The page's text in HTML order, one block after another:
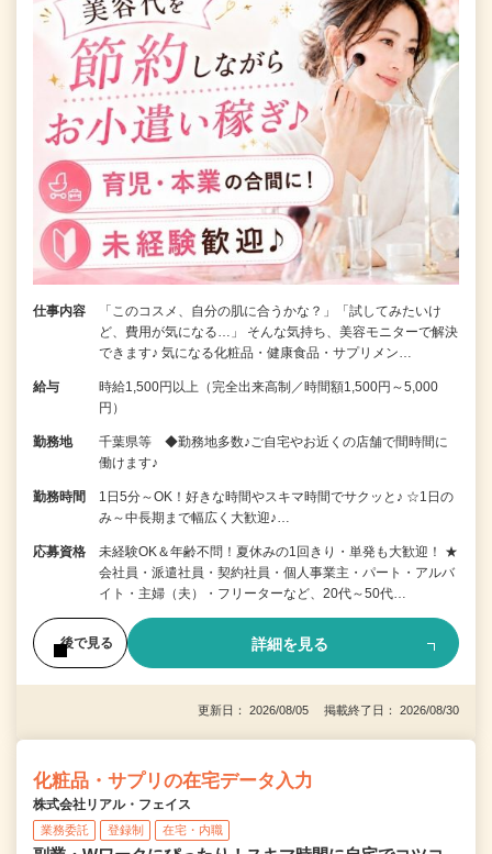
仕事内容
「このコスメ、自分の肌に合うかな？」「試してみたいけ
ど、費用が気になる…」 そんな気持ち、美容モニターで解決
できます♪ 気になる化粧品・健康食品・サプリメン…
給与
時給1,500円以上（完全出来高制／時間額1,500円～5,000
円）
勤務地
千葉県等 ◆勤務地多数♪ご自宅やお近くの店舗で間時間に
働けます♪
勤務時間
1日5分～OK！好きな時間やスキマ時間でサクッと♪ ☆1日の
み～中長期まで幅広く大歓迎♪…
応募資格
未経験OK＆年齢不問！夏休みの1回きり・単発も大歓迎！ ★
会社員・派遣社員・契約社員・個人事業主・パート・アルバ
イト・主婦（夫）・フリーターなど、20代～50代…
後で見る 詳細を見る
更新日： 2026/08/05 掲載終了日： 2026/08/30
化粧品・サプリの在宅データ入力
株式会社リアル・フェイス
業務委託 登録制 在宅・内職